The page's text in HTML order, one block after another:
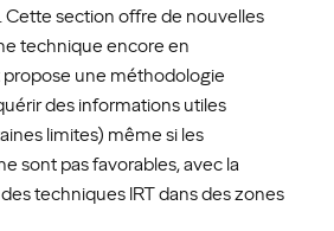
Cette section offre de nouvelles
technique encore en
une méthodologie
des informations utiles
limites) même si les
sont pas favorables, avec la
techniques IRT dans des zones